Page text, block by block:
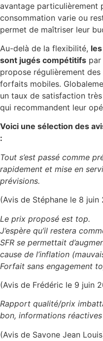
avantage particulièrement
consommation varie ou
permet de maîtriser leur
Au-delà de la flexibilité,
sont jugés compétitifs par
propose régulièrement
forfaits mobiles.
un taux de satisfaction
qui recommandent leur
Voici une sélection des
:
Tout s’est passé comme
rapidement et mise en
prévisions.
(Avis de Stéphane le 8 juin
Le prix proposé est top.
J’espère qu’il restera
SFR se permettait
cause de l’inflation
Forfait sans engagement
(Avis de Frédéric le 9 juin
Rapport qualité/prix
bon, informations
(Avis de Savone Jean